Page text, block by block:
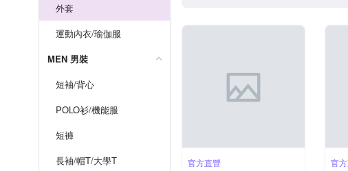
外套
運動內衣/瑜伽服
MEN 男裝
短袖/背心
POLO衫/機能服
短褲
長袖/帽T/大學T
官方直營 官